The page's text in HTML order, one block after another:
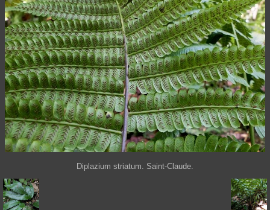
Diplazium striatum. Saint-Claude.